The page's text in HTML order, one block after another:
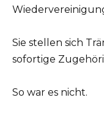
Sie stellen sich
sofortige
So war es nicht.